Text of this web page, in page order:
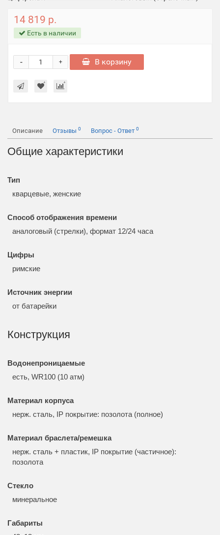
14 819 р.
Есть в наличии
+
- В корзину
Описание Отзывы 0 Вопрос - Ответ 0
Общие характеристики
Тип
кварцевые, женские
Способ отображения времени
аналоговый (стрелки), формат 12/24 часа
Цифры
римские
Источник энергии
от батарейки
Конструкция
Водонепроницаемые
есть, WR100 (10 атм)
Материал корпуса
нерж. сталь, IP покрытие: позолота (полное)
Материал браслета/ремешка
нерж. сталь + пластик, IP покрытие (частичное):
позолота
Стекло
минеральное
Габариты